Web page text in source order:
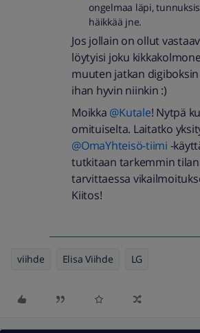
ongelmaa läpi,
häikkää jne.
Jos jollain on ollut
löytyisi joku
muuten jatkan
ihan hyvin niinkin :)
Moikka @Kutale! Nytpä
omituiselta. Laitatko
@OmaYhteisö-tiimi -
tutkitaan tarkemmin
tarvittaessa
Kiitos!
viihde Elisa Viihde LG